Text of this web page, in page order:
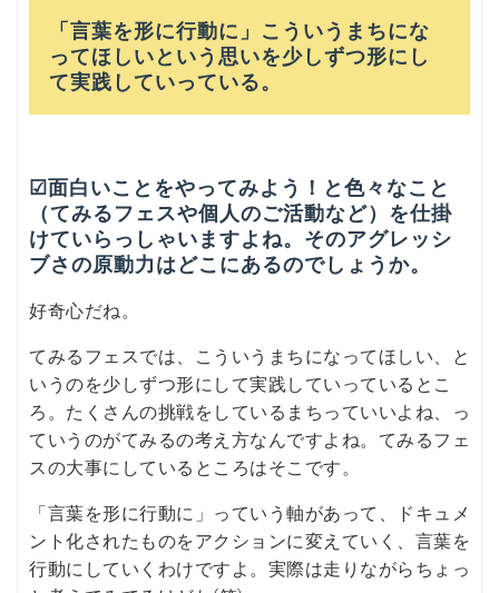
「言葉を形に行動に」こういうまちにな
ってほしいという思いを少しずつ形にし
て実践していっている。
☑面白いことをやってみよう！と色々なこと
（てみるフェスや個人のご活動など）を仕掛
けていらっしゃいますよね。そのアグレッシ
ブさの原動力はどこにあるのでしょうか。
好奇心だね。
てみるフェスでは、こういうまちになってほしい、と
いうのを少しずつ形にして実践していっているとこ
ろ。たくさんの挑戦をしているまちっていいよね、っ
ていうのがてみるの考え方なんですよね。てみるフェ
スの大事にしているところはそこです。
「言葉を形に行動に」っていう軸があって、ドキュメ
ント化されたものをアクションに変えていく、言葉を
行動にしていくわけですよ。実際は走りながらちょっ